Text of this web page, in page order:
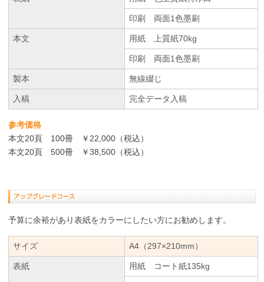
印刷 両面1色墨刷
本文 用紙 上質紙70kg
印刷 両面1色墨刷
製本 無線綴じ
入稿 完全データ入稿
参考価格
本文20頁 100冊 ￥22,000（税込）
本文20頁 500冊 ￥38,500（税込）
予算に余裕があり表紙をカラーにしたい方にお勧めします。
サイズ A4（297×210mm）
表紙 用紙 コート紙135kg